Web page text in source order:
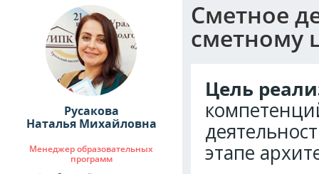
Русакова
Наталья Михайловна
Менеджер образовательных
программ
Сметное
сметному
Цель
этапе